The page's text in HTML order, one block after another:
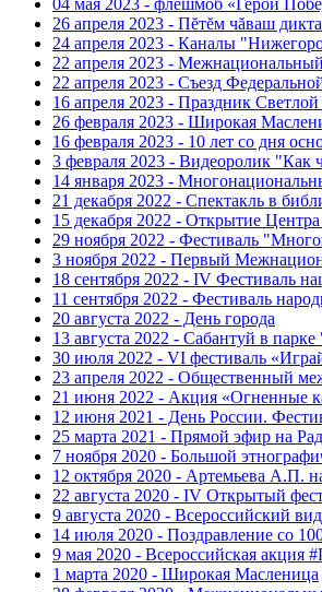
26 апреля 2023 - Пĕтĕм чăваш
24 апреля 2023 - Каналы
22 апреля 2023 -
22 апреля 2023 - Съезд
16 апреля 2023 - Праздник
26 февраля 2023 - Широкая
16 февраля 2023 - 10 лет со дня
3 февраля 2023 - Видеоролик
14 января 2023 -
21 декабря 2022 - Спектакль в
15 декабря 2022 - Открытие
29 ноября 2022 - Фестиваль
3 ноября 2022 - Первый
18 сентября 2022 - IV Фестиваль
11 сентября 2022 - Фестиваль
20 августа 2022 - День города
13 августа 2022 - Сабантуй в
30 июля 2022 - VI фестиваль
23 апреля 2022 - Общественный
21 июня 2022 - Акция «Огненные
12 июня 2021 - День России.
25 марта 2021 - Прямой эфир на
7 ноября 2020 - Большой
12 октября 2020 - Артемьева А.П.
22 августа 2020 - IV Открытый
9 августа 2020 - Всероссийский
14 июля 2020 - Поздравление со
9 мая 2020 - Всероссийская акция
1 марта 2020 - Широкая Масленица